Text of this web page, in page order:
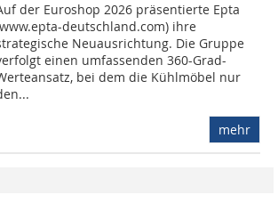
der Euroshop 2026 präsentierte Epta
deutschland.com) ihre
Neuausrichtung. Die Gruppe
einen umfassenden 360-Grad-
bei dem die Kühlmöbel nur
mehr